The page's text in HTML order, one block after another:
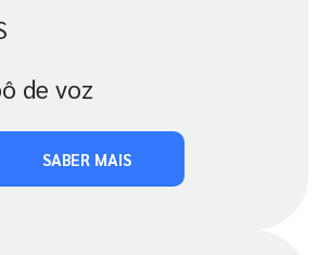
de voz
SABER MAIS